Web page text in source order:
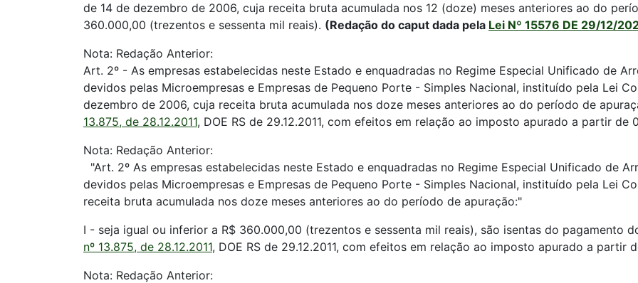
de 14 de dezembro de 2006, cuja receita bruta acumulada nos 12 (doze) meses anteriores ao do
360.000,00 (trezentos e sessenta mil reais). (Redação do caput dada pela Lei Nº 15576 DE 29/12/
Nota: Redação Anterior:
Art. 2º - As empresas estabelecidas neste Estado e enquadradas no Regime Especial Unificado de
devidos pelas Microempresas e Empresas de Pequeno Porte - Simples Nacional, instituído pela Lei
dezembro de 2006, cuja receita bruta acumulada nos doze meses anteriores ao do período de
13.875, de 28.12.2011, DOE RS de 29.12.2011, com efeitos em relação ao imposto apurado a partir de
Nota: Redação Anterior:
"Art. 2º As empresas estabelecidas neste Estado e enquadradas no Regime Especial Unificado de
devidos pelas Microempresas e Empresas de Pequeno Porte - Simples Nacional, instituído pela Lei
receita bruta acumulada nos doze meses anteriores ao do período de apuração:"
I - seja igual ou inferior a R$ 360.000,00 (trezentos e sessenta mil reais), são isentas do pagamento
nº 13.875, de 28.12.2011, DOE RS de 29.12.2011, com efeitos em relação ao imposto apurado a partir
Nota: Redação Anterior: